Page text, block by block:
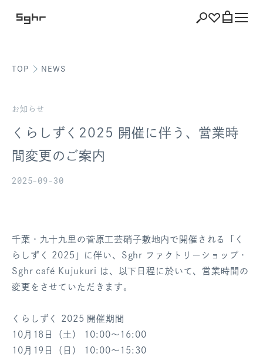
ショッピング
お気に入り
TOP NEWS
お知らせ
くらしずく2025 開催に伴う、営業時
間変更のご案内
2025-09-30
千葉・九十九里の菅原工芸硝子敷地内で開催される「く
らしずく 2025」に伴い、Sghr ファクトリーショップ・
Sghr café Kujukuri は、以下日程に於いて、営業時間の
変更をさせていただきます。
くらしずく 2025 開催期間
10月18日（土） 10:00～16:00
10月19日（日） 10:00～15:30